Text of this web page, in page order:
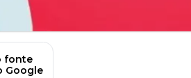
fonte
Google